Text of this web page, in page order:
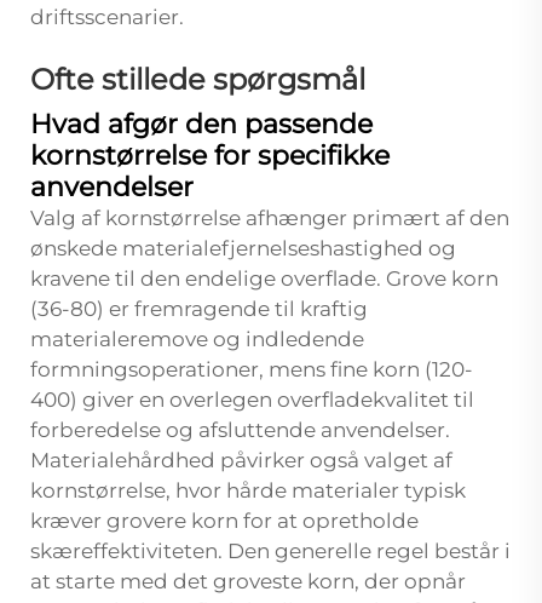
driftsscenarier.
Ofte stillede spørgsmål
Hvad afgør den passende
kornstørrelse for specifikke
anvendelser
Valg af kornstørrelse afhænger primært af den
ønskede materialefjernelseshastighed og
kravene til den endelige overflade. Grove korn
(36-80) er fremragende til kraftig
materialeremove og indledende
formningsoperationer, mens fine korn (120-
400) giver en overlegen overfladekvalitet til
forberedelse og afsluttende anvendelser.
Materialehårdhed påvirker også valget af
kornstørrelse, hvor hårde materialer typisk
kræver grovere korn for at opretholde
skæreffektiviteten. Den generelle regel består i
at starte med det groveste korn, der opnår